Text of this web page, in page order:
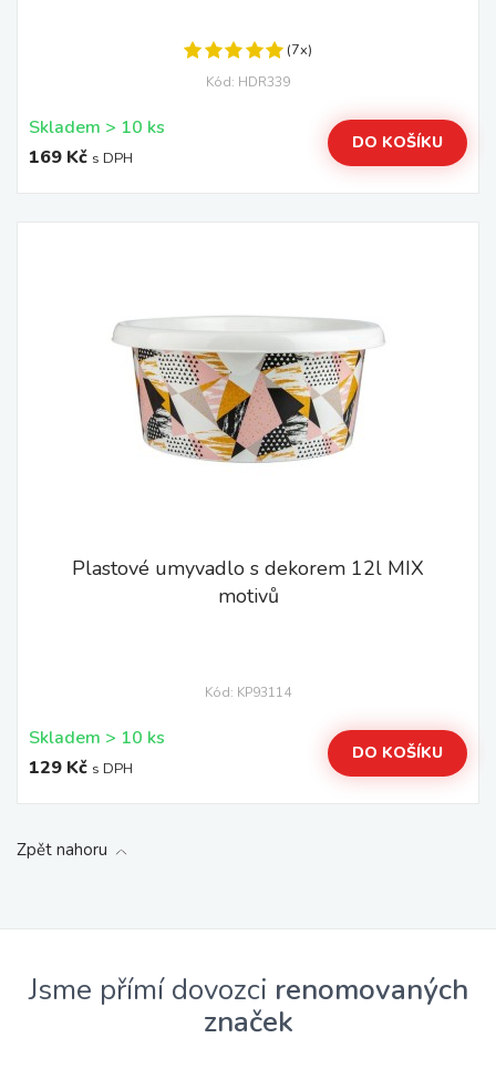
(7x)
Kód: HDR339
Skladem > 10 ks
169 Kč s DPH
DO KOŠÍKU
Plastové umyvadlo s dekorem 12l MIX
motivů
Kód: KP93114
Skladem > 10 ks
129 Kč s DPH
DO KOŠÍKU
Zpět nahoru
Jsme přímí dovozci renomovaných
značek